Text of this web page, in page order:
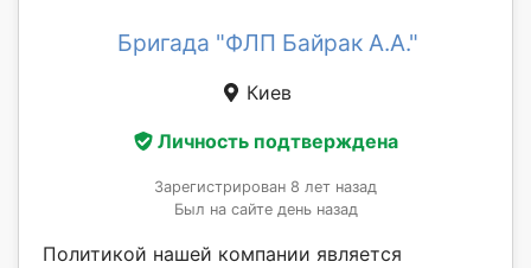
Бригада "ФЛП Байрак А.А."
Киев
Личность подтверждена
Зарегистрирован 8 лет назад
Был на сайте день назад
Политикой нашей компании является